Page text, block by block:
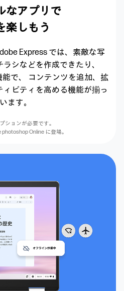
なアプリで
楽しもう
Express では、 素敵な写
ラシなどを作成できたり、
で、
コンテンツを追加、拡
ィビティを高める機能が揃っ
ます。
ションが必要です。
Online に登場。